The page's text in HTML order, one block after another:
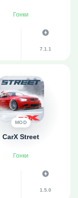
Гонки
7.1.1
MOD
CarX Street
Гонки
1.5.0